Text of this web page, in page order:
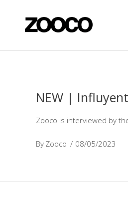
NEW |
Zooco is interviewed by
By Zooco 08/05/2023